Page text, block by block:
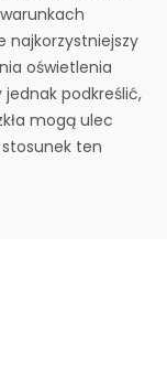
najkorzystniejszy
oświetlenia
jednak podkreślić,
mogą ulec
ten